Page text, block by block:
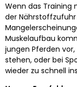
Wenn das Training
der
Muskelaufbau
jungen Pferden
stehen, oder bei
wieder zu schnell